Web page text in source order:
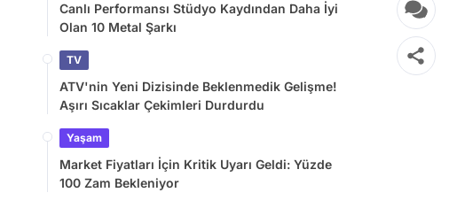
Canlı Performansı Stüdyo Kaydından Daha İyi
Olan 10 Metal Şarkı
TV
ATV'nin Yeni Dizisinde Beklenmedik Gelişme!
Aşırı Sıcaklar Çekimleri Durdurdu
Yaşam
Market Fiyatları İçin Kritik Uyarı Geldi: Yüzde
100 Zam Bekleniyor